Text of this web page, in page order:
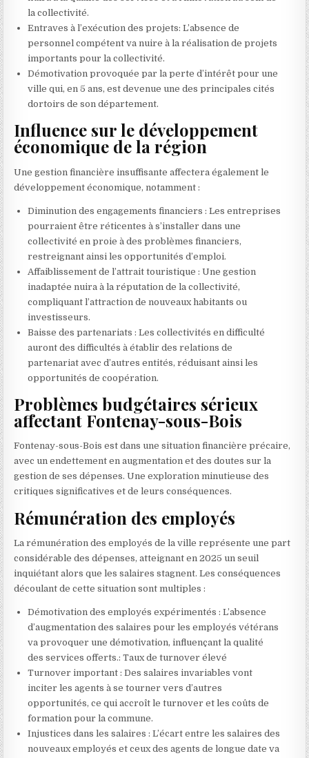
la collectivité.
Entraves à l’exécution des projets: L’absence de
personnel compétent va nuire à la réalisation de projets
importants pour la collectivité.
Démotivation provoquée par la perte d’intérêt pour une
ville qui, en 5 ans, est devenue une des principales cités
dortoirs de son département.
Influence sur le développement
économique de la région
Une gestion financière insuffisante affectera également le
développement économique, notamment :
Diminution des engagements financiers : Les entreprises
pourraient être réticentes à s’installer dans une
collectivité en proie à des problèmes financiers,
restreignant ainsi les opportunités d’emploi.
Affaiblissement de l’attrait touristique : Une gestion
inadaptée nuira à la réputation de la collectivité,
compliquant l’attraction de nouveaux habitants ou
investisseurs.
Baisse des partenariats : Les collectivités en difficulté
auront des difficultés à établir des relations de
partenariat avec d’autres entités, réduisant ainsi les
opportunités de coopération.
Problèmes budgétaires sérieux
affectant Fontenay-sous-Bois
Fontenay-sous-Bois est dans une situation financière précaire,
avec un endettement en augmentation et des doutes sur la
gestion de ses dépenses. Une exploration minutieuse des
critiques significatives et de leurs conséquences.
Rémunération des employés
La rémunération des employés de la ville représente une part
considérable des dépenses, atteignant en 2025 un seuil
inquiétant alors que les salaires stagnent. Les conséquences
découlant de cette situation sont multiples :
Démotivation des employés expérimentés : L’absence
d’augmentation des salaires pour les employés vétérans
va provoquer une démotivation, influençant la qualité
des services offerts.: Taux de turnover élevé
Turnover important : Des salaires invariables vont
inciter les agents à se tourner vers d’autres
opportunités, ce qui accroît le turnover et les coûts de
formation pour la commune.
Injustices dans les salaires : L’écart entre les salaires des
nouveaux employés et ceux des agents de longue date va